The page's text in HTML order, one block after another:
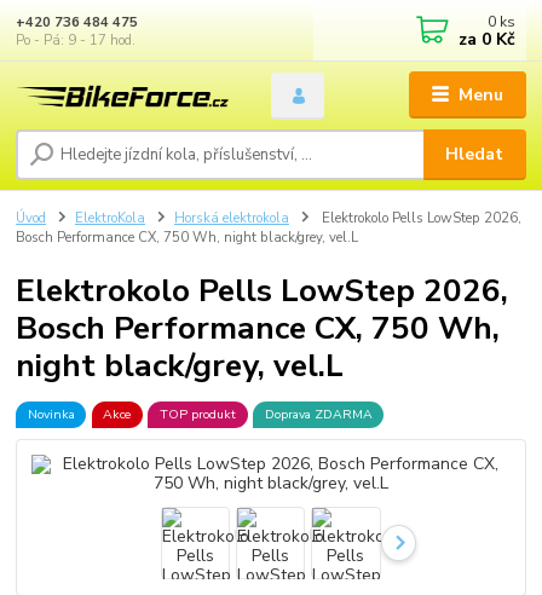
Menu
Hledat
+420 736 484 475
Po - Pá: 9 - 17 hod.
0 ks
za 0 Kč
Úvod ElektroKola Horská elektrokola
Elektrokolo Pells LowStep 2026,
Bosch Performance CX, 750 Wh, night black/grey, vel.L
Elektrokolo Pells LowStep 2026,
Bosch Performance CX, 750 Wh,
night black/grey, vel.L
Novinka Akce TOP produkt Doprava ZDARMA